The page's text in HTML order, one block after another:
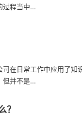
过程当中...
在日常工作中应用了知
但并不是...
？